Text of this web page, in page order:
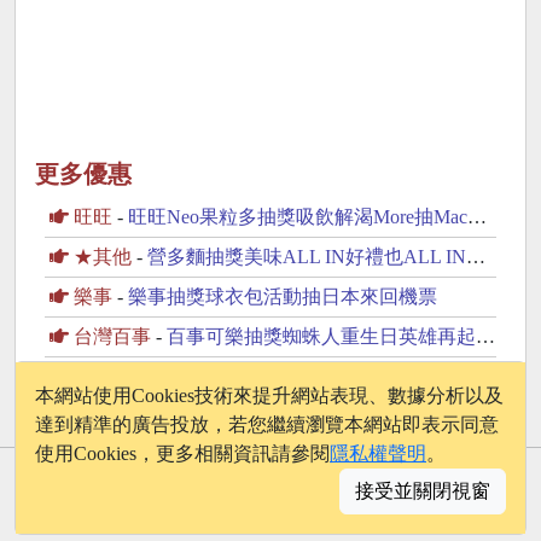
更多優惠
旺旺 - 旺旺Neo果粒多抽獎吸飲解渴More抽MacBook Neo
★其他 - 營多麵抽獎美味ALL IN好禮也ALL IN抽iPhone17
樂事 - 樂事抽獎球衣包活動抽日本來回機票
台灣百事 - 百事可樂抽獎蜘蛛人重生日英雄再起抽美國來回機票
© 2026 - onelife.tw
隱私權政策│聯絡我們
本網站使用Cookies技術來提升網站表現、數據分析以及
達到精準的廣告投放，若您繼續瀏覽本網站即表示同意
使用Cookies，更多相關資訊請參閱 隱私權聲明 。
接受並關閉視窗